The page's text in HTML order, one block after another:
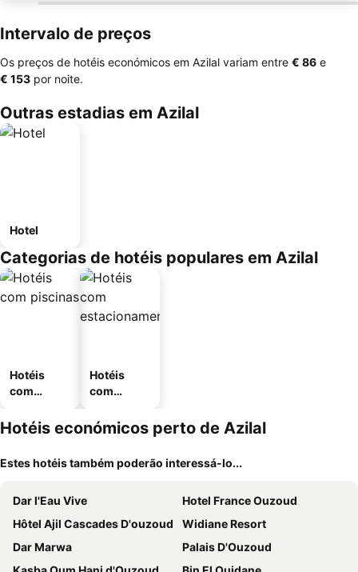
Intervalo de preços
Os preços de hotéis económicos em Azilal variam entre ‎€ 86 e
‎€ 153 por noite.
Outras estadias em Azilal
Hotel
Categorias de hotéis populares em Azilal
Hotéis
com
Hotéis
com
mento
Hotéis económicos perto de Azilal
Estes hotéis também poderão interessá-lo...
Dar l'Eau Vive
Hotel France Ouzoud
Hôtel Ajil Cascades D'ouzoud
Widiane Resort
Dar Marwa
Palais D'Ouzoud